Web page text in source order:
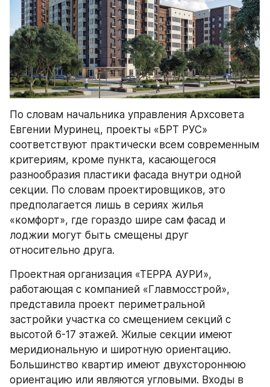
По словам начальника управления Архсовета
Евгении Муринец, проекты «БРТ РУС»
соответствуют практически всем современным
критериям, кроме пункта, касающегося
разнообразия пластики фасада внутри одной
секции. По словам проектировщиков, это
предполагается лишь в сериях жилья
«комфорт», где гораздо шире сам фасад и
лоджии могут быть смещены друг
относительно друга.
Проектная организация «ТЕРРА АУРИ»,
работающая с компанией «Главмосстрой»,
представила проект периметральной
застройки участка со смещением секций с
высотой 6-17 этажей. Жилые секции имеют
меридиональную и широтную ориентацию.
Большинство квартир имеют двухстороннюю
ориентацию или являются угловыми. Входы в